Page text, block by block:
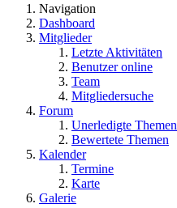
Navigation
Dashboard
Mitglieder
Letzte Aktivitäten
Benutzer online
Team
Mitgliedersuche
Forum
Unerledigte Themen
Bewertete Themen
Kalender
Termine
Karte
Galerie